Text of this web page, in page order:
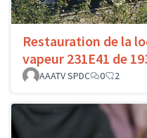
Restauration de la
vapeur 231E41 de
AAATV SPDC
0 2